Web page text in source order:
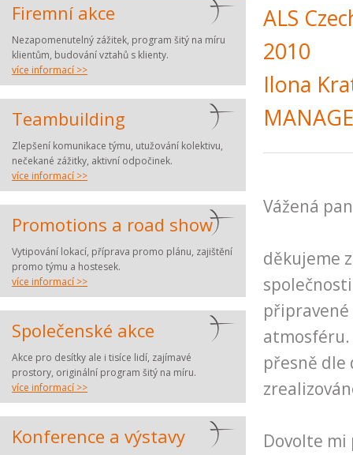
Firemní akce
Nezapomenutelný zážitek, program šitý na míru
klientům, budování vztahů s klienty.
více informací >>
Teambuilding
Zlepšení komunikace týmu, utužování kolektivu,
nečekané zážitky, aktivní odpočinek.
více informací >>
Promotions a road show
Vytipování lokací, příprava promo plánu, zajištění
promo týmu a hostesek.
více informací >>
Společenské akce
Akce pro desítky ale i tisíce lidí, zajímavé
prostory, originální program šitý na míru.
více informací >>
Konference a výstavy
ALS
2010
Ilona
Vážená
děkujeme
atmosféru.
přesně dle
Dovolte